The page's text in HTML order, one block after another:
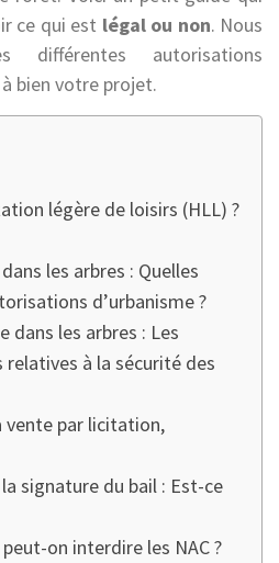
ce qui est légal ou non. Nous
différentes autorisations
bien votre projet.
légère de loisirs (HLL) ?
les arbres : Quelles
d’urbanisme ?
dans les arbres : Les
à la sécurité des
vente par licitation,
signature du bail : Est-ce
on interdire les NAC ?